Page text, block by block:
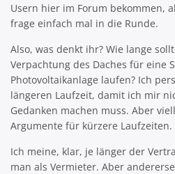
Usern hier im Forum bekommen,
frage einfach mal in die Runde.
Also, was denkt ihr? Wie lange
Verpachtung des Daches für eine
Photovoltaikanlage laufen? Ich
längeren Laufzeit, damit ich mir
Gedanken machen muss. Aber
Argumente für kürzere Laufzeiten.
Ich meine, klar, je länger der
man als Vermieter. Aber